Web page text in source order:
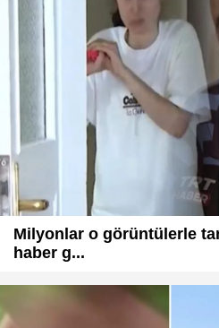
Milyonlar o görüntülerle
haber g...